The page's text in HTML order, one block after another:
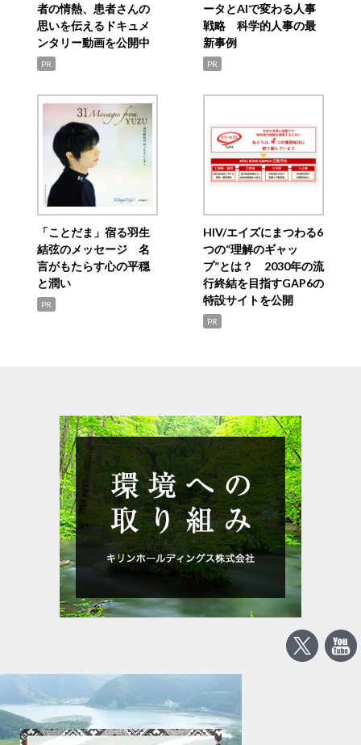
者の情熱、患者さんの
思いを伝えるドキュメ
ンタリー動画を公開中
PR
ータとAIで変わる人事
戦略 科学的人事の最
新事例
PR
「ことだま」宿る羽生
結弦のメッセージ 名
言がもたらす心の平穏
と潤い
PR
HIV/エイズにまつわる6
つの“理解のギャッ
プ”とは？ 2030年の流
行終結を目指すGAP6の
特設サイトを公開
PR